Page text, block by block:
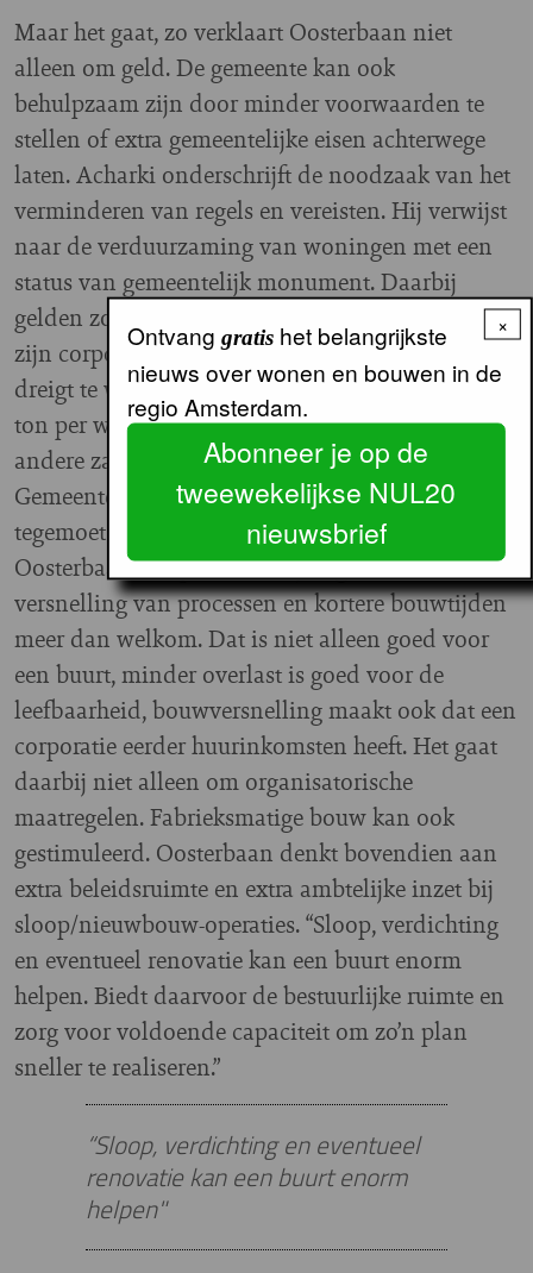
Maar het gaat, zo verklaart Oosterbaan niet
alleen om geld. De gemeente kan ook
behulpzaam zijn door minder voorwaarden te
stellen of extra gemeentelijke eisen achterwege
laten. Acharki onderschrijft de noodzaak van het
verminderen van regels en vereisten. Hij verwijst
naar de verduurzaming van woningen met een
status van gemeentelijk monument. Daarbij
gelden zoveel eisen, dat de verduurzaming voor
zijn corporatie een onbetaalbare aangelegenheid
dreigt te worden. “Een verduurzaming van drie
ton per woning kunnen wij ons gezien alle
andere zaken op ons bord niet permitteren.
Gemeente en Welstand zouden ons beter
tegemoet moeten komen.” Ook is volgens
Oosterbaan een positieve bijdrage aan
versnelling van processen en kortere bouwtijden
meer dan welkom. Dat is niet alleen goed voor
een buurt, minder overlast is goed voor de
leefbaarheid, bouwversnelling maakt ook dat een
corporatie eerder huurinkomsten heeft. Het gaat
daarbij niet alleen om organisatorische
maatregelen. Fabrieksmatige bouw kan ook
gestimuleerd. Oosterbaan denkt bovendien aan
extra beleidsruimte en extra ambtelijke inzet bij
sloop/nieuwbouw-operaties. “Sloop, verdichting
en eventueel renovatie kan een buurt enorm
helpen. Biedt daarvoor de bestuurlijke ruimte en
zorg voor voldoende capaciteit om zo’n plan
sneller te realiseren.”
“Sloop, verdichting en eventueel
renovatie kan een buurt enorm
helpen"
×
Ontvang gratishet belangrijkste
nieuws over wonen en bouwen in de
regio Amsterdam.
Abonneer je op de
tweewekelijkse NUL20
nieuwsbrief